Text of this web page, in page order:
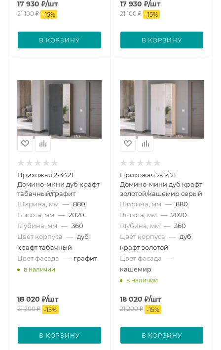
17 930 ₽/шт
21 100₽ -15%
В КОРЗИНУ
17 930 ₽/шт
21 100₽ -15%
В КОРЗИНУ
Прихожая 2-3421
Домино-мини дуб крафт
табачный/графит
Ширина, мм — 880
Высота, мм — 2020
Глубина, мм — 360
Цвет корпуса — дуб
крафт табачный
Цвет фасада — графит
в наличии
18 020 ₽/шт
21 200₽ -15%
В КОРЗИНУ
Прихожая 2-3421
Домино-мини дуб крафт
золотой/кашемир серый
Ширина, мм — 880
Высота, мм — 2020
Глубина, мм — 360
Цвет корпуса — дуб
крафт золотой
Цвет фасада —
кашемир
в наличии
18 020 ₽/шт
21 200₽ -15%
В КОРЗИНУ